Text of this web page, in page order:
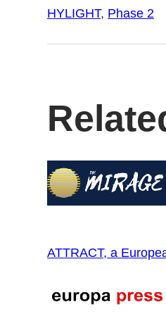
HYLIGHT, Phase 2
ATTRACT, a